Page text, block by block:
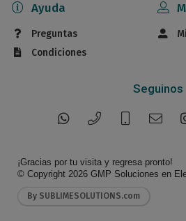
Ayuda
Preguntas
Condiciones
Seguinos
¡Gracias por tu visita y regresa pronto!
© Copyright 2026 GMP Soluciones en
By SUBLIMESOLUTIONS.com